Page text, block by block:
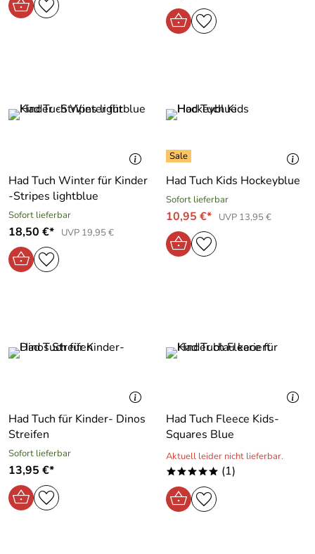
Had Tuch Winter für Kinder
-Stripes lightblue
Sofort lieferbar
18,50 €* UVP 19,95 €
Had Tuch Kids Hockeyblue
Sofort lieferbar
10,95 €* UVP 13,95 €
Had Tuch für Kinder- Dinos
Streifen
Sofort lieferbar
13,95 €*
Had Tuch Fleece Kids-
Squares Blue
Aktuell leider nicht lieferbar.
***** (1)